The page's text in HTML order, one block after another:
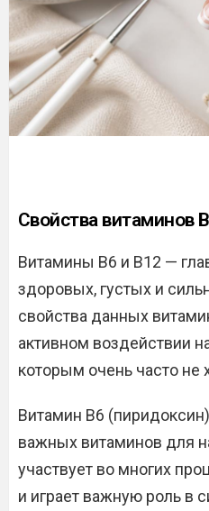
Свойства витаминов
Витамины В6 и В12 —
здоровых, густых и
свойства данных
активном воздействии
которым очень часто не
Витамин В6
важных витаминов для
участвует во многих
и играет важную роль в